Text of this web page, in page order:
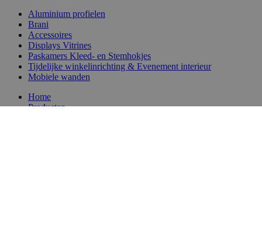
Aluminium profielen
Brani
Accessoires
Displays Vitrines
Paskamers Kleed- en Stemhokjes
Tijdelijke winkelinrichting & Evenement interieur
Mobiele wanden
Home
Producten